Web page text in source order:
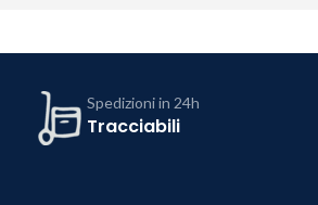
Spedizioni in 24h
Tracciabili